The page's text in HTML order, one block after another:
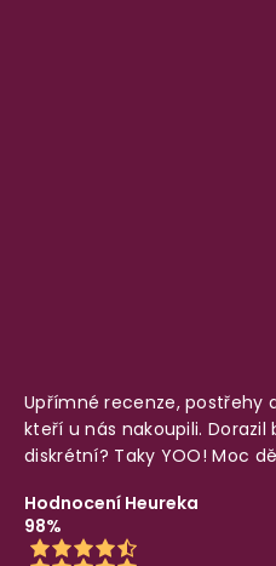
Upřímné recenze, postřehy
kteří u nás nakoupili. Dorazil
diskrétní? Taky YOO! Moc
Hodnocení Heureka
98%